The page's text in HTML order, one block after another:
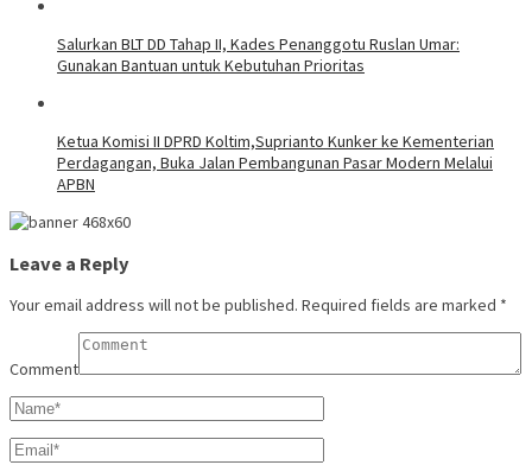
Salurkan BLT DD Tahap II, Kades Penanggotu Ruslan Umar:
Gunakan Bantuan untuk Kebutuhan Prioritas
Ketua Komisi II DPRD Koltim,Suprianto Kunker ke Kementerian
Perdagangan, Buka Jalan Pembangunan Pasar Modern Melalui
APBN
Leave a Reply
Your email address will not be published. Required fields are marked *
Comment